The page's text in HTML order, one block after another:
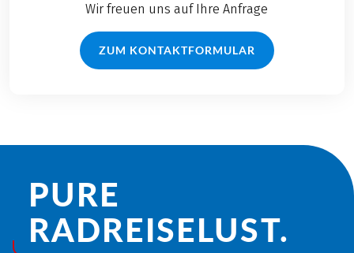
Wir freuen uns auf Ihre Anfrage
ZUM KONTAKTFORMULAR
PURE
RADREISE­LUST.